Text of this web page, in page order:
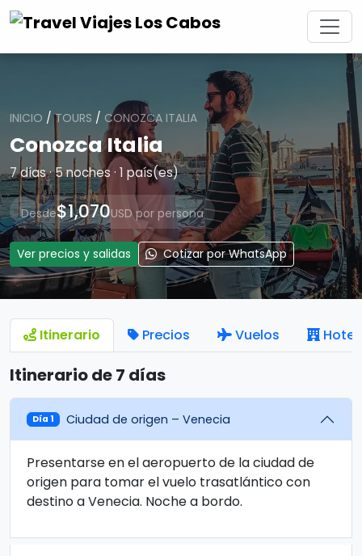
INICIO /TOURS / CONOZCA ITALIA
Conozca Italia
7 días · 5 noches · 1 país(es)
Desde$1,070USD por persona
Ver precios y salidas Cotizar por WhatsApp
Itinerario Precios Vuelos
Itinerario de 7 días
Día 1 Ciudad de origen – Venecia
Presentarse en el aeropuerto de la ciudad de
origen para tomar el vuelo trasatlántico con
destino a Venecia. Noche a bordo.